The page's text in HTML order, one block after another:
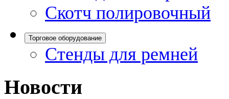
Скотч полировочный
Торговое оборудование
Стенды для ремней
Новости